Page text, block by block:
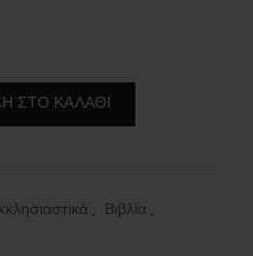
ΣΤΟ ΚΑΛΆΘΙ
, Βιβλία ,